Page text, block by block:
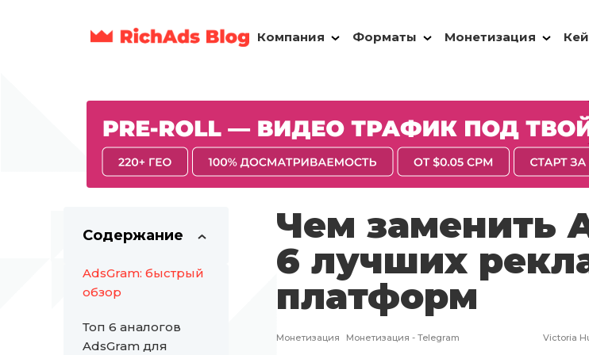
Компания Форматы Монетизация
Содержание
AdsGram: быстрый
обзор
Топ 6 аналогов
AdsGram для
Чем заменить
6 лучших
платформ
Монетизация Монетизация - Telegram Victoria